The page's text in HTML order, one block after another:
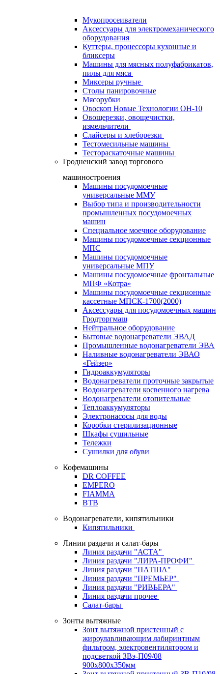
Мукопросеиватели
Аксессуары для электромеханического
оборудования
Куттеры, процессоры кухонные и
бликсеры
Машины для мясных полуфабрикатов,
пилы для мяса
Миксеры ручные
Столы панировочные
Мясорубки
Овоскоп Новые Технологии ОН-10
Овощерезки, овощечистки,
измельчители
Слайсеры и хлеборезки
Тестомесильные машины
Тестораскаточные машины
Гродненский завод торгового
машиностроения
Машины посудомоечные
универсальные ММУ
Выбор типа и производительности
промышленных посудомоечных
машин
Специальное моечное оборудование
Машины посудомоечные секционные
МПС
Машины посудомоечные
универсальные МПУ
Машины посудомоечные фронтальные
МПФ «Котра»
Машины посудомоечные секционные
кассетные МПСК-1700(2000)
Аксессуары для посудомоечных машин
Гродторгмаш
Нейтральное оборудование
Бытовые водонагреватели ЭВАД
Промышленные водонагреватели ЭВА
Наливные водонагреватели ЭВАО
«Гейзер»
Гидроаккумуляторы
Водонагреватели проточные закрытые
Водонагреватели косвенного нагрева
Водонагреватели отопительные
Теплоаккумуляторы
Электронасосы для воды
Коробки стерилизационные
Шкафы сушильные
Тележки
Сушилки для обуви
Кофемашины
DR COFFEE
EMPERO
FIAMMA
BTB
Водонагреватели, кипятильники
Кипятильники
Линии раздачи и салат-бары
Линия раздачи "АСТА"
Линия раздачи "ЛИРА-ПРОФИ"
Линия раздачи "ПАТША"
Линия раздачи "ПРЕМЬЕР"
Линия раздачи "РИВЬЕРА"
Линия раздачи прочее
Салат-бары
Зонты вытяжные
Зонт вытяжной пристенный с
жироулавливающим лабиринтным
фильтром, электровентилятором и
подсветкой ЗВэ-П09/08
900х800х350мм